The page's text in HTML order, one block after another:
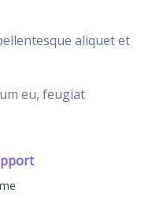
aliquet et
eu, feugiat